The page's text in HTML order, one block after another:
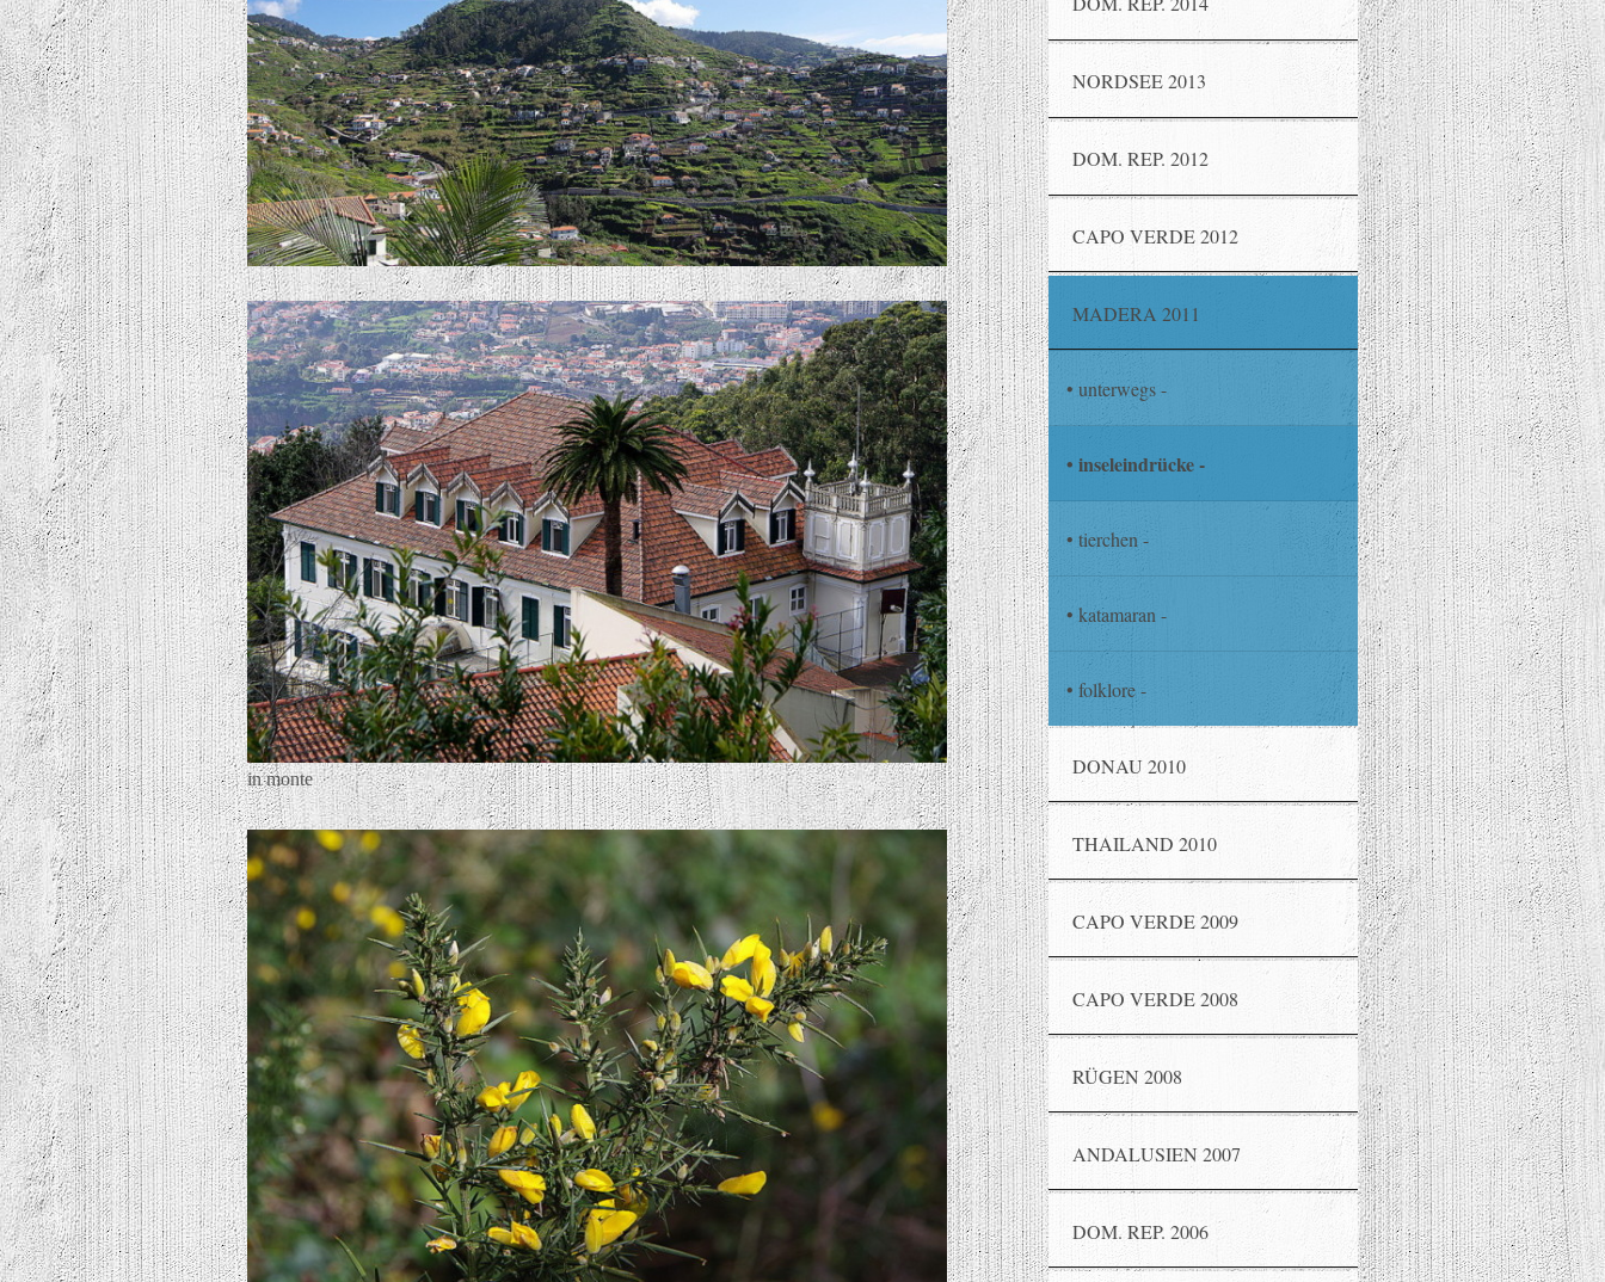
in monte
NORDSEE 2013
DOM. REP. 2012
CAPO VERDE 2012
MADERA 2011
unterwegs -
inseleindrücke -
tierchen -
katamaran -
folklore -
DONAU 2010
THAILAND 2010
CAPO VERDE 2009
CAPO VERDE 2008
RÜGEN 2008
ANDALUSIEN 2007
DOM. REP. 2006